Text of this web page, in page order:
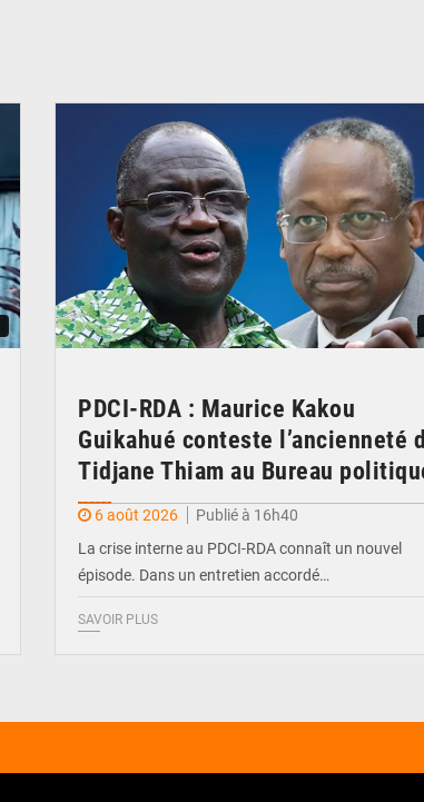
PDCI-RDA : Maurice Kakou
Guikahué conteste l’ancienneté
Tidjane Thiam au Bureau
6 août 2026
Publié à 16h40
La crise interne au PDCI-RDA connaît un nouvel
épisode. Dans un entretien accordé…
SAVOIR PLUS